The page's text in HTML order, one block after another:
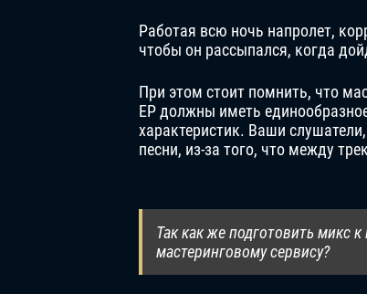
Работая всю ночь напролет,
чтобы он рассыпался, когда
При этом стоит помнить, что
EP должны иметь
характеристик. Ваши
песни, из-за того, что между
Так как же подготовить микс
мастеринговому сервису?